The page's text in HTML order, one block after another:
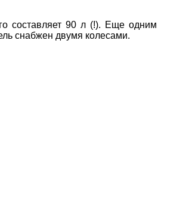
составляет 90 л (!). Еще одним
снабжен двумя колесами.